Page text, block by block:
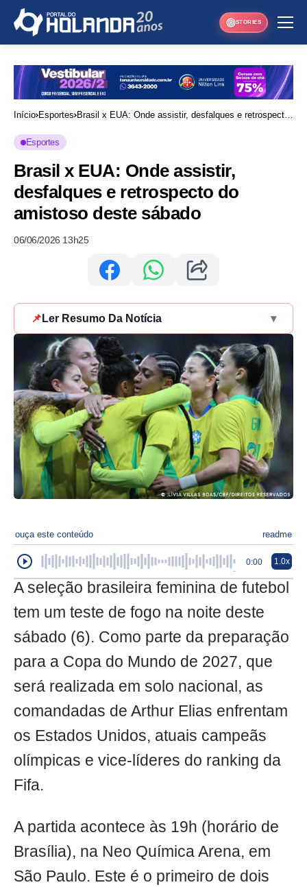
STORIES
Início Esportes Brasil x EUA: Onde assistir, desfalques e retrospecto
Esportes
Brasil x EUA: Onde assistir,
desfalques e retrospecto do
amistoso deste sábado
06/06/2026 13h25
📌 Ler Resumo Da Notícia ▾
ouça este conteúdo readme
0:00 1.0x
A seleção brasileira feminina de futebol
tem um teste de fogo na noite deste
sábado (6). Como parte da preparação
para a Copa do Mundo de 2027, que
será realizada em solo nacional, as
comandadas de Arthur Elias enfrentam
os Estados Unidos, atuais campeãs
olímpicas e vice-líderes do ranking da
Fifa.
A partida acontece às 19h (horário de
Brasília), na Neo Química Arena, em
São Paulo. Este é o primeiro de dois